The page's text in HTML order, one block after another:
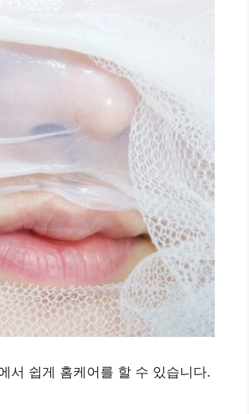
서 쉽게 홈케어를 할 수 있습니다.